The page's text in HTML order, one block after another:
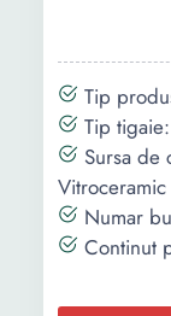
Tip
Tip
Sursa de
Vitroceramic
Numar
Continut